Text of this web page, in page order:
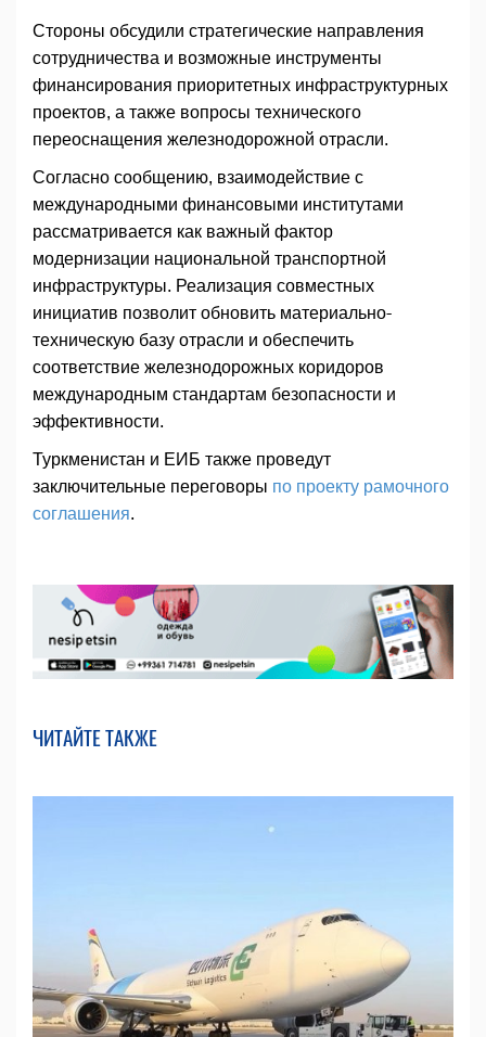
Стороны обсудили стратегические направления
сотрудничества и возможные инструменты
финансирования приоритетных инфраструктурных
проектов, а также вопросы технического
переоснащения железнодорожной отрасли.
Согласно сообщению, взаимодействие с
международными финансовыми институтами
рассматривается как важный фактор
модернизации национальной транспортной
инфраструктуры. Реализация совместных
инициатив позволит обновить материально-
техническую базу отрасли и обеспечить
соответствие железнодорожных коридоров
международным стандартам безопасности и
эффективности.
Туркменистан и ЕИБ также проведут
заключительные переговоры по проекту рамочного
соглашения.
ЧИТАЙТЕ ТАКЖЕ